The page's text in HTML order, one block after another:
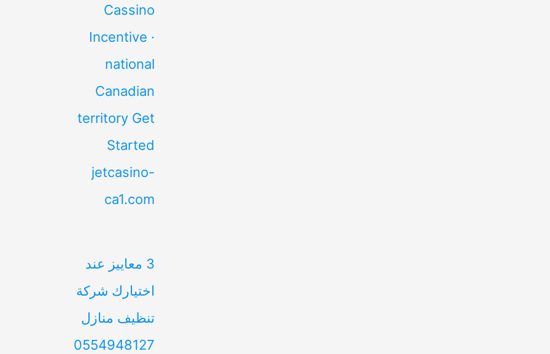
Cassino
Incentive ·
national
Canadian
territory Get
Started
jetcasino-
ca1.com
3 معاييز عند
اختيارك شركة
تنظيف منازل
0554948127